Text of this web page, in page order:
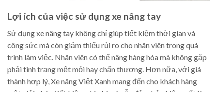
Lợi ích của việc sử dụng xe nâng tay
Sử dụng xe nâng tay không chỉ giúp tiết kiệm thời gian và
công sức mà còn giảm thiểu rủi ro cho nhân viên trong quá
trình làm việc. Nhân viên có thể nâng hàng hóa mà không gặp
phải tình trạng mệt mỏi hay chấn thương. Hơn nữa, với giá
thành hợp lý, Xe nâng Việt Xanh mang đến cho khách hàng